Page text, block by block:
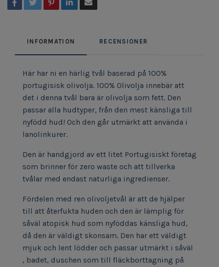
INFORMATION RECENSIONER
Här har ni en härlig tvål baserad på 100%
portugisisk olivolja. 100% Olivolja innebär att
det i denna tvål bara är olivolja som fett. Den
passar alla hudtyper, från den mest känsliga till
nyfödd hud! Och den går utmärkt att använda i
lanolinkurer.
Den är handgjord av ett litet Portugisiskt företag
som brinner för zero waste och att tillverka
tvålar med endast naturliga ingredienser.
Fördelen med ren olivoljetvål är att de hjälper
till att återfukta huden och den är lämplig för
såväl atopisk hud som nyföddas känsliga hud,
då den är väldigt skonsam. Den har ett väldigt
mjuk och lent lödder och passar utmärkt i såväl
, badet, duschen som till fläckborttagning på